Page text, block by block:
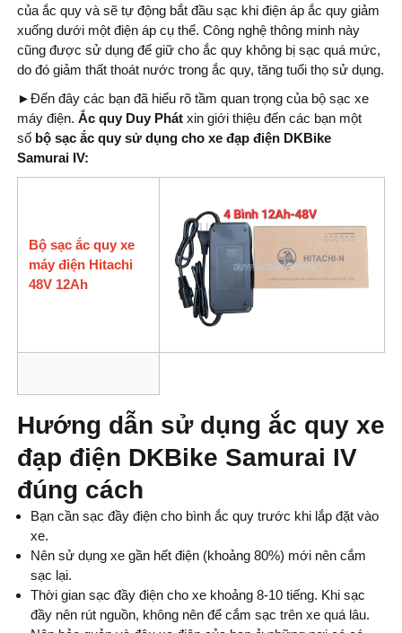
của ắc quy và sẽ tự động bắt đầu sạc khi điện áp ắc quy giảm
xuống dưới một điện áp cụ thể. Công nghệ thông minh này
cũng được sử dụng để giữ cho ắc quy không bị sạc quá mức,
do đó giảm thất thoát nước trong ắc quy, tăng tuổi thọ sử dụng.
►Đến đây các bạn đã hiểu rõ tầm quan trọng của bộ sạc xe
máy điện. Ắc quy Duy Phát xin giới thiệu đến các bạn một
số bộ sạc ắc quy sử dụng cho xe đạp điện DKBike
Samurai IV:
Bộ sạc ắc quy xe
máy điện Hitachi
48V 12Ah
Hướng dẫn sử dụng ắc quy xe
đạp điện DKBike Samurai IV
đúng cách
Bạn cần sạc đầy điện cho bình ắc quy trước khi lắp đặt vào
xe.
Nên sử dụng xe gần hết điện (khoảng 80%) mới nên cắm
sạc lại.
Thời gian sạc đầy điện cho xe khoảng 8-10 tiếng. Khi sạc
đầy nên rút nguồn, không nên để cắm sạc trên xe quá lâu.